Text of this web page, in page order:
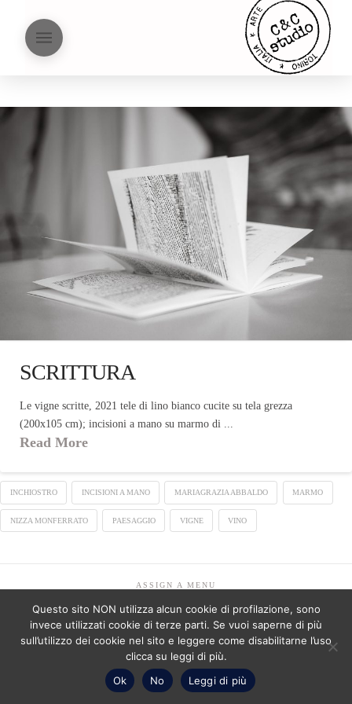
SCRITTURA
Le vigne scritte, 2021 tele di lino bianco cucite su tela grezza
(200x105 cm); incisioni a mano su marmo di ...
Read More
INCHIOSTRO INCISIONI A MANO MARIAGRAZIA ABBALDO MARMO
NIZZA MONFERRATO PAESAGGIO VIGNE VINO
ASSIGN A MENU
Facebook
LinkedInYouTube
Instagram
Pinterest
Copyright Studio C&C 2026 - P.IVA 08601070017 - Numero ordine
architetti -Mariagrazia Abbaldo 3351 - Paolo Albertelli 4802
Questo sito NON utilizza alcun cookie di profilazione, sono
invece utilizzati cookie di terze parti. Se vuoi saperne di più
sull’utilizzo dei cookie nel sito e leggere come disabilitarne l’uso
clicca su leggi di più.
Ok
No Leggi di più